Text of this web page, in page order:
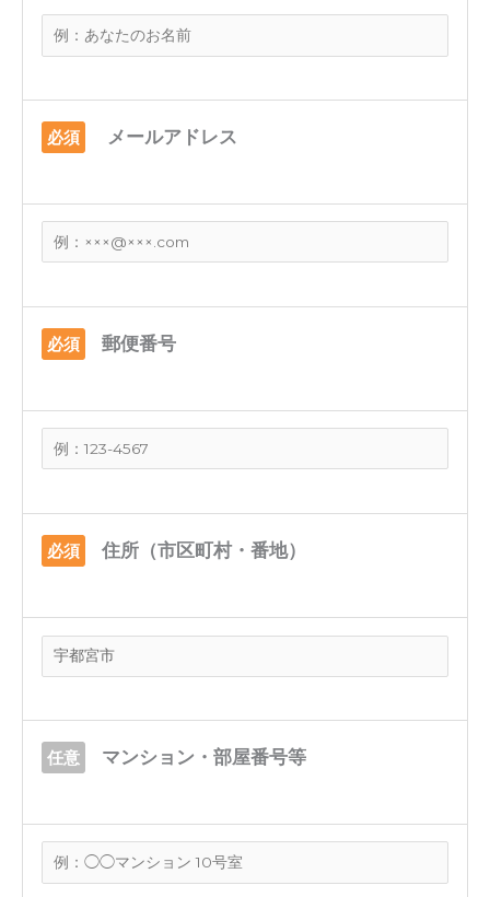
必須 メールアドレス
必須 郵便番号
必須 住所（市区町村・番地）
任意 マンション・部屋番号等